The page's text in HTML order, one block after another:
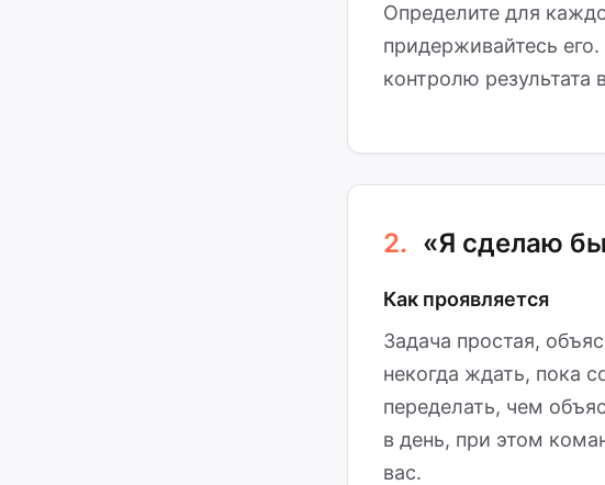
Определите для
придерживайтесь
контролю результата
2. «Я сделаю
Как проявляется
Задача простая,
некогда ждать, пока
переделать, чем
в день, при этом
вас.